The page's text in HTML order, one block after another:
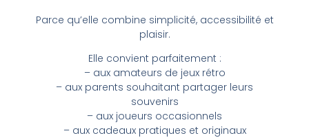
Parce qu’elle combine simplicité, accessibilité et
plaisir.
Elle convient parfaitement :
– aux amateurs de jeux rétro
– aux parents souhaitant partager leurs
souvenirs
– aux joueurs occasionnels
– aux cadeaux pratiques et originaux